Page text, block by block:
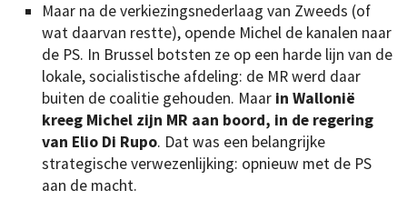
Maar na de verkiezingsnederlaag van Zweeds (of
wat daarvan restte), opende Michel de kanalen naar
de PS. In Brussel botsten ze op een harde lijn van de
lokale, socialistische afdeling: de MR werd daar
buiten de coalitie gehouden. Maar in Wallonië
kreeg Michel zijn MR aan boord, in de regering
van Elio Di Rupo. Dat was een belangrijke
strategische verwezenlijking: opnieuw met de PS
aan de macht.